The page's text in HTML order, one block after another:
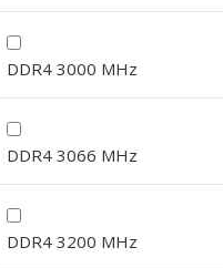
DDR4 3000 MHz
DDR4 3066 MHz
DDR4 3200 MHz